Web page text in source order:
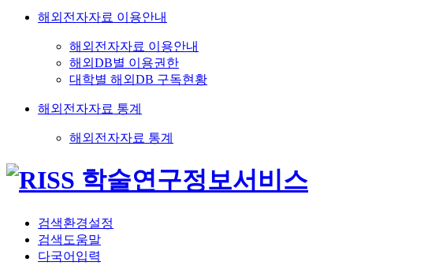
해외전자자료 이용안내
해외전자자료 이용안내
해외DB별 이용권한
대학별 해외DB 구독현황
해외전자자료 통계
해외전자자료 통계
검색환경설정
검색도움말
다국어입력